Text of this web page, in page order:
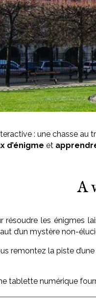
: une chasse
d’énigme et
A
résoudre les énigmes
d’un mystère non-
remontez la piste d’une
tablette numérique